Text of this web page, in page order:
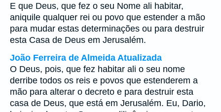
E que Deus, que fez o seu Nome ali habitar,
aniquile qualquer rei ou povo que estender a mão
para mudar estas determinações ou para destruir
esta Casa de Deus em Jerusalém.
João Ferreira de Almeida Atualizada
O Deus, pois, que fez habitar ali o seu nome
derribe todos os reis e povos que estenderem a
mão para alterar o decreto e para destruir esta
casa de Deus, que está em Jerusalém. Eu, Dario,